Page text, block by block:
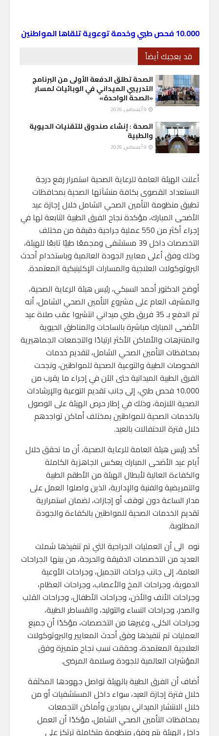
10.000 فحص طبي وخدمة توعوية تلقاها المواطنين
قد يعجبك أيضاً
الصحة تطلق الدفعة الأولى من البرنامج
التدريبي الميداني في الوبائيات لمسار
«الصحة الواحدة»
الصحة : إنشاء صندوق للتقنيات الحيوية
والطبية
أعلنت الهيئة العامة للرعاية الصحية استمرار رفع درجة
الاستعداد القصوى بكافة منشآتها الصحية بمحافظات
تطبيق منظومة التأمين الصحي الشامل خلال إجازة عيد
الأضحى المبارك، مؤكدة نجاح الفرق الطبية التابعة لها في
إجراء أكثر من 550 عملية جراحية دقيقة من مختلف
التخصصات داخل 39 مستشفى ومجمعًا طبيًا تابعًا للهيئة،
وذلك وفق أعلى معايير الجودة العالمية وباستخدام أحدث
البروتوكولات العلاجية والمسارات الإكلينيكية المعتمدة.
أوضح الدكتور أحمد السبكي، رئيس هيئة الرعاية الصحية،
والمشرف العام على مشروع التأمين الصحي الشامل، أنه
تم الدفع بـ 35 فريق طبي ميداني انتشروا عقب صلاة عيد
الأضحى المبارك مباشرة بالساحات والمناطق الحيوية
والمتنزهات والأماكن الأكثر ارتيادًا والتجمعات الجماهيرية
بمحافظات التأمين الصحي الشامل، لتقديم خدمات
الفحوصات الطبية والتوعية الصحية للمواطنين، ونجحت
الفرق الطبية الميدانية حتى الآن في إجراء ما يقرب من
10.000 فحص طبي، إلى جانب تقديم التوعية والإرشادات
الصحية اللازمة، وذلك في إطار حرص الهيئة على الوصول
بالخدمات الصحية للمواطنين بمختلف أماكن تواجدهم
خلال فترة الاحتفالات بالعيد.
أكد رئيس هيئة العامة للرعاية الصحية، أن ما تحقق خلال
أيام عيد الأضحى المبارك يعكس الجاهزية الكاملة
والكفاءة العالية لأبطال الهيئة من الأطقم الطبية
والتمريضية والفنية والإدارية، الذين واصلوا العمل على
مدار الساعة دون توقف أو إجازات، لضمان استمرارية
تقديم الخدمات الصحية للمواطنين بالكفاءة والجودة
المطلوبة.
نوه الى أن العمليات الجراحية التي تم تنفيذها شملت
العديد من التخصصات الدقيقة والحرجة، من بينها الجراحات
العامة، إلى جانب جراحات التجميل، وجراحات الأوعية
الدموية، وجراحات المخ والأعصاب، وجراحات العظام،
وجراحات الأنف والأذن، وجراحات الأطفال، وجراحات القلب
والصدر، وجراحات النساء والتوليد، والقساطر الطبية،
وجراحات الكلى، وغيرها من التخصصات، مؤكدًا أن جميع
العمليات تم تنفيذها وفق أحدث المعايير والبروتوكولات
العلاجية المعتمدة، وحققت نسب نجاح متميزة وفق
المؤشرات العالمية للجودة وسلامة المرضى.
أضاف أن الفرق الطبية بالهيئة تواصل جهودها المكثفة
خلال فترة إجازة العيد، سواء داخل المستشفيات أو من
خلال الانتشار الميداني بميادين وأماكن التجمعات
بمحافظات التأمين الصحي الشامل، مؤكدًا أن العمل
داخل الهيئة يتم وفق منظومة متكاملة ترتكز على